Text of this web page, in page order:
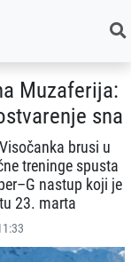
Muzaferija:
sna
brusi u
treninge spusta
nastup koji je
23. marta